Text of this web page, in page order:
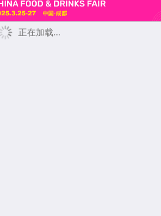
正在加载...